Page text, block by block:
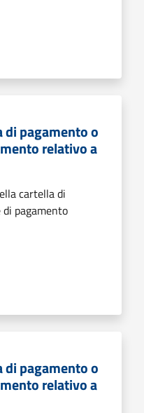
di pagamento o
relativo a
cartella di
pagamento
di pagamento o
relativo a